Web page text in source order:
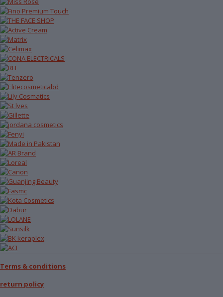
Terms & conditions
return policy